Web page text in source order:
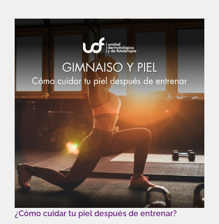
¿Cómo cuidar tu piel después de entrenar?